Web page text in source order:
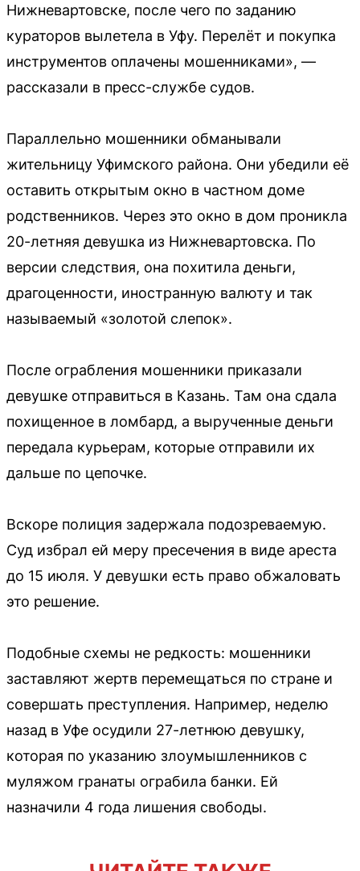
Нижневартовске, после чего по заданию
кураторов вылетела в Уфу. Перелёт и покупка
инструментов оплачены мошенниками», —
рассказали в пресс-службе судов.
Параллельно мошенники обманывали
жительницу Уфимского района. Они убедили её
оставить открытым окно в частном доме
родственников. Через это окно в дом проникла
20-летняя девушка из Нижневартовска. По
версии следствия, она похитила деньги,
драгоценности, иностранную валюту и так
называемый «золотой слепок».
После ограбления мошенники приказали
девушке отправиться в Казань. Там она сдала
похищенное в ломбард, а вырученные деньги
передала курьерам, которые отправили их
дальше по цепочке.
Вскоре полиция задержала подозреваемую.
Суд избрал ей меру пресечения в виде ареста
до 15 июля. У девушки есть право обжаловать
это решение.
Подобные схемы не редкость: мошенники
заставляют жертв перемещаться по стране и
совершать преступления. Например, неделю
назад в Уфе осудили 27-летнюю девушку,
которая по указанию злоумышленников с
муляжом гранаты ограбила банки. Ей
назначили 4 года лишения свободы.